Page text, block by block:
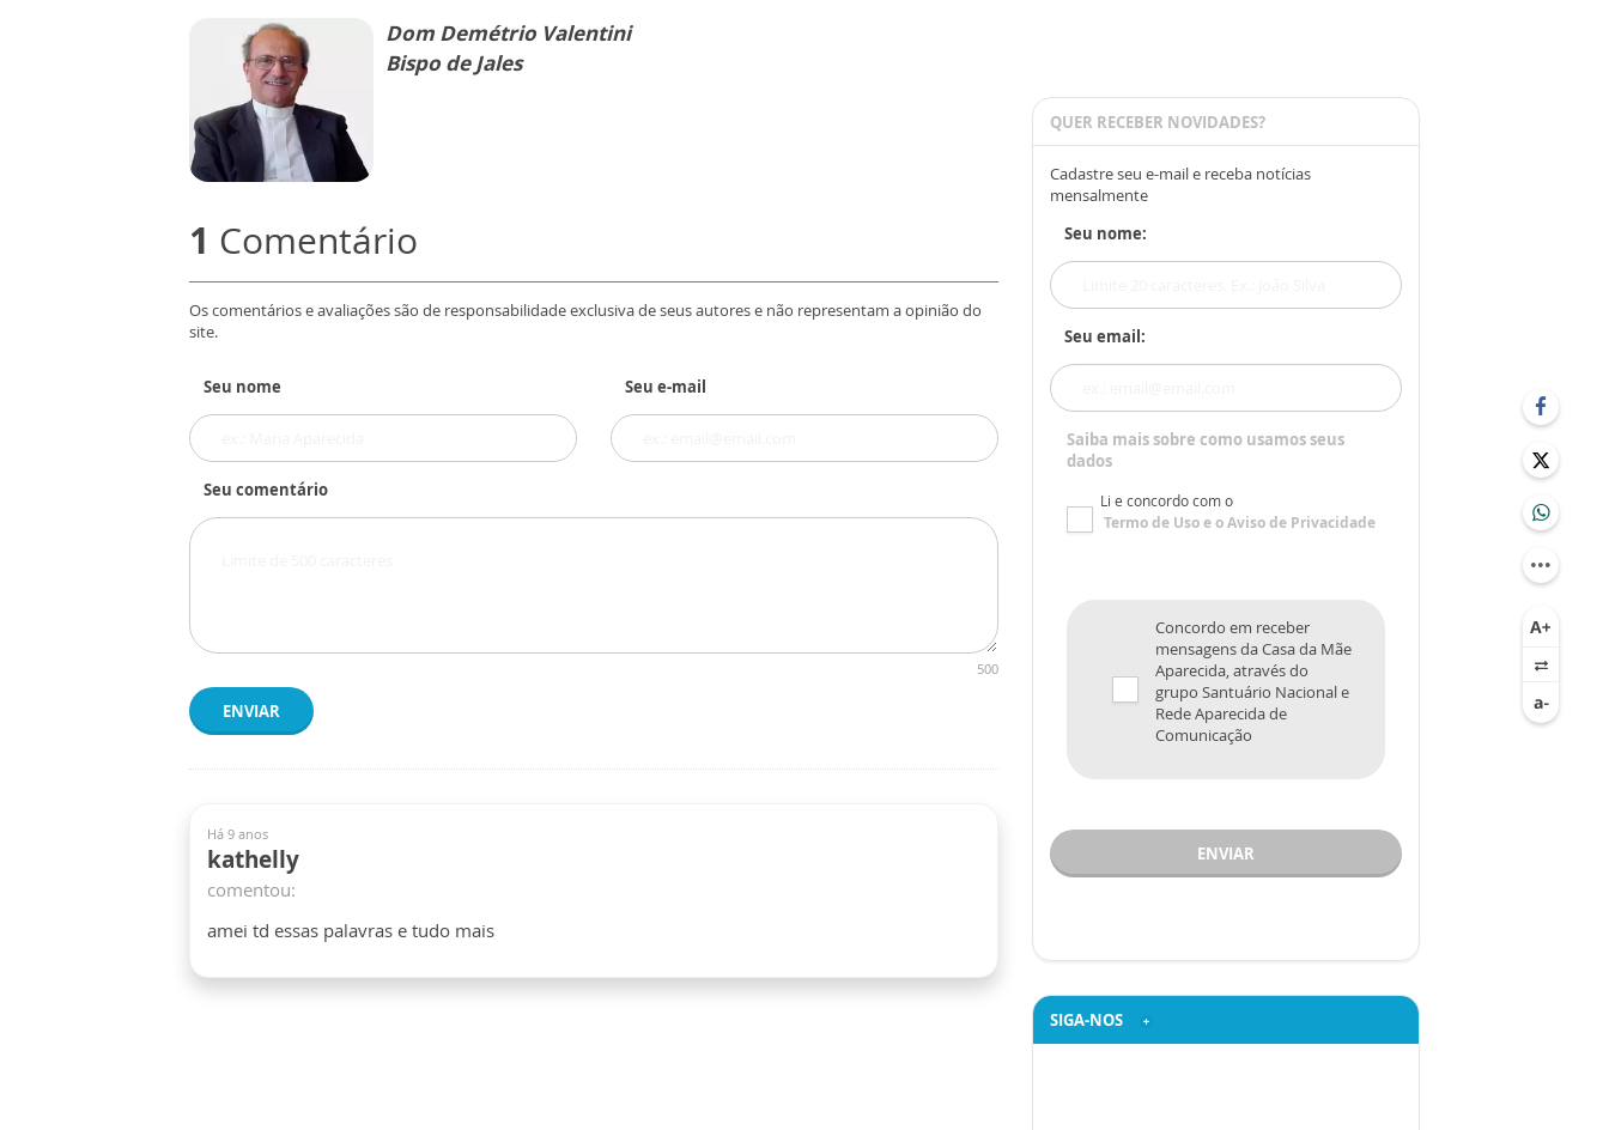
Dom Demétrio Valentini
Bispo de Jales
1 Comentário
Os comentários e avaliações são de responsabilidade exclusiva de seus autores e não representam a opinião do
site.
Seu nome Seu e-mail
Seu comentário
500
ENVIAR
Há 9 anos
kathelly
comentou:
amei td essas palavras e tudo mais
QUER RECEBER NOVIDADES?
Cadastre seu e-mail e receba notícias
mensalmente
Seu nome:
Seu email:
Saiba mais sobre como usamos seus
dados
Li e concordo com o
Termo de Usoe oAviso de Privacidade
Concordo em receber
mensagens da Casa da Mãe
Aparecida, através do
grupo Santuário Nacional e
Rede Aparecida de
Comunicação
ENVIAR
SIGA-NOS